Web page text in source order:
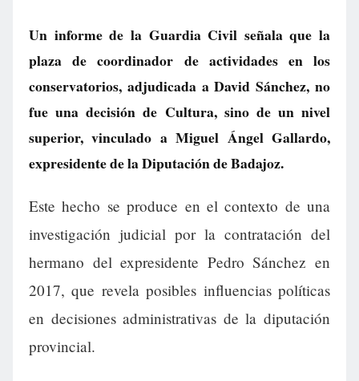
Un informe de la Guardia Civil señala que la
plaza de coordinador de actividades en los
conservatorios, adjudicada a David Sánchez, no
fue una decisión de Cultura, sino de un nivel
superior, vinculado a Miguel Ángel Gallardo,
expresidente de la Diputación de Badajoz.
Este hecho se produce en el contexto de una
investigación judicial por la contratación del
hermano del expresidente Pedro Sánchez en
2017, que revela posibles influencias políticas
en decisiones administrativas de la diputación
provincial.